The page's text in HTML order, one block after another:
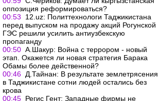
оппозиция реформироваться?
00:53
12.uz: Политтехнологи Таджикистана
перед выпуском на продажу акций Рогунской
ГЭС решили усилить антиузбекскую
пропаганду
00:50 А.Шакур: Война с террором - новый
этап. Окажется ли новая стратегия Барака
Обамы более действенной?
00:46 Д.Тайнан: В результате землетрясения
в Таджикистане сотни людей остались без
крова
00:45 Регис Гент: Западные фирмы не